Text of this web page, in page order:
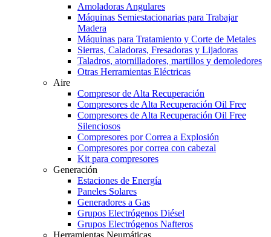
Amoladoras Angulares
Máquinas Semiestacionarias para Trabajar
Madera
Máquinas para Tratamiento y Corte de Metales
Sierras, Caladoras, Fresadoras y Lijadoras
Taladros, atornilladores, martillos y demoledores
Otras Herramientas Eléctricas
Aire
Compresor de Alta Recuperación
Compresores de Alta Recuperación Oil Free
Compresores de Alta Recuperación Oil Free
Silenciosos
Compresores por Correa a Explosión
Compresores por correa con cabezal
Kit para compresores
Generación
Estaciones de Energía
Paneles Solares
Generadores a Gas
Grupos Electrógenos Diésel
Grupos Electrógenos Nafteros
Herramientas Neumáticas